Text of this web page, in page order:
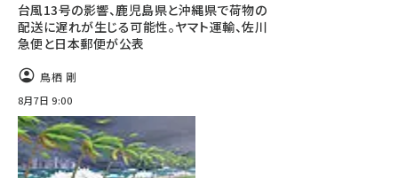
台風13号の影響、鹿児島県と沖縄県で荷物の
配送に遅れが生じる可能性。ヤマト運輸、佐川
急便と日本郵便が公表
鳥栖 剛
8月7日 9:00